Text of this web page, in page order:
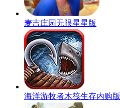
麦吉庄园无限星星版
海洋游牧者木筏生存内购版